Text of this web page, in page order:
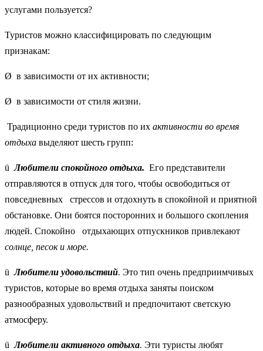
услугами пользуется?
Туристов можно классифицировать по следующим
признакам:
Ø в зависимости от их активности;
Ø в зависимости от стиля жизни.
Традиционно среди туристов по их активности во время
отдыха выделяют шесть групп:
üЛюбители спокойного отдыха. Его представители
отправляются в отпуск для того, чтобы освободиться от
повседневных стрессов и отдохнуть в спокойной и приятной
обстановке. Они боятся посторонних и большого скопления
людей. Спокойно
отдыхающих отпускников привлекают
солнце, песок и море.
üЛюбители удовольствий. Это тип очень предприимчивых
туристов, которые во время отдыха заняты поиском
разнообразных удовольствий и предпочитают светскую
атмосферу.
üЛюбители активного отдыха. Эти туристы любят